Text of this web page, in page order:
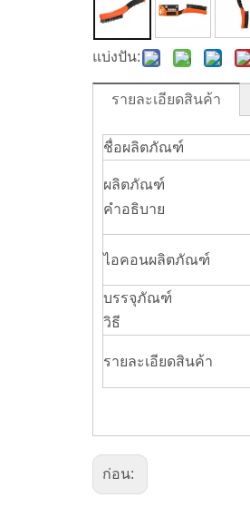
แบ่งปัน:
รายละเอียดสินค้า
ชื่อผลิตภัณฑ์
ผลิตภัณฑ์
คำอธิบาย
ไอคอนผลิตภัณฑ์
บรรจุภัณฑ์
วิธี
รายละเอียดสินค้า
ก่อน: